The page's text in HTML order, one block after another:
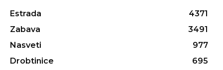
Estrada
4371
Zabava
3491
Nasveti
977
Drobtinice
695